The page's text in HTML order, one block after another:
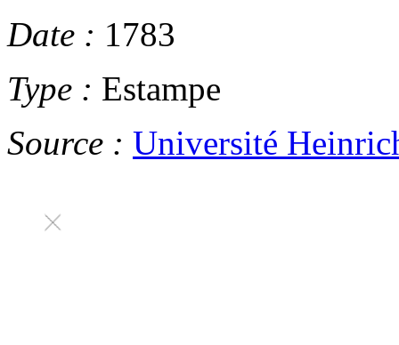
Date : 1783
Type : Estampe
Source : Université